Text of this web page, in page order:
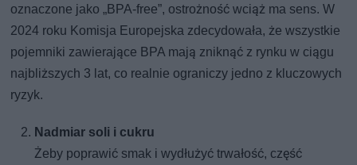
oznaczone jako „BPA-free”, ostrożność wciąż ma sens. W
2024 roku Komisja Europejska zdecydowała, że wszystkie
pojemniki zawierające BPA mają zniknąć z rynku w ciągu
najbliższych 3 lat, co realnie ograniczy jedno z kluczowych
ryzyk.
Nadmiar soli i cukru
Żeby poprawić smak i wydłużyć trwałość, część